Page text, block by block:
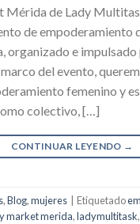
Mérida de Lady
de empoderamiento
organizado e impulsado
del evento,
femenino y
colectivo, […]
CONTINUAR LEYENDO →
,Blog,mujeres Etiquetado
market merida,ladymultitask,